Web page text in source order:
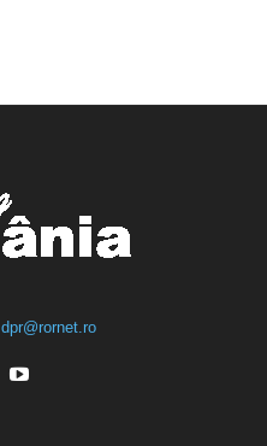
dpr@rornet.ro